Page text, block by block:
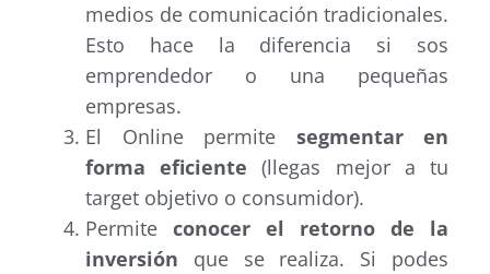
medios de comunicación tradicionales.
Esto hace la diferencia si sos
emprendedor o una pequeñas
empresas.
El Online permite segmentar en
forma eficiente(llegas mejor a tu
target objetivo o consumidor).
Permite conocer el retorno de la
inversión que se realiza. Si podes